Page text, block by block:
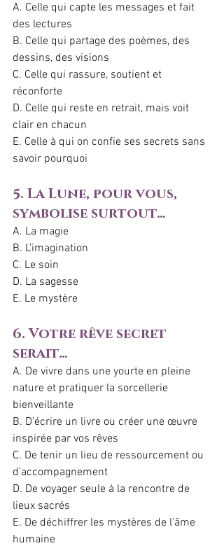
A. Celle qui capte les messages et fait
des lectures
B. Celle qui partage des poèmes, des
dessins, des visions
C. Celle qui rassure, soutient et
réconforte
D. Celle qui reste en retrait, mais voit
clair en chacun
E. Celle à qui on confie ses secrets sans
savoir pourquoi
5. La Lune, pour vous,
symbolise surtout…
A. La magie
B. L’imagination
C. Le soin
D. La sagesse
E. Le mystère
6. Votre rêve secret
serait…
A. De vivre dans une yourte en pleine
nature et pratiquer la sorcellerie
bienveillante
B. D’écrire un livre ou créer une œuvre
inspirée par vos rêves
C. De tenir un lieu de ressourcement ou
d'accompagnement
D. De voyager seule à la rencontre de
lieux sacrés
E. De déchiffrer les mystères de l’âme
humaine